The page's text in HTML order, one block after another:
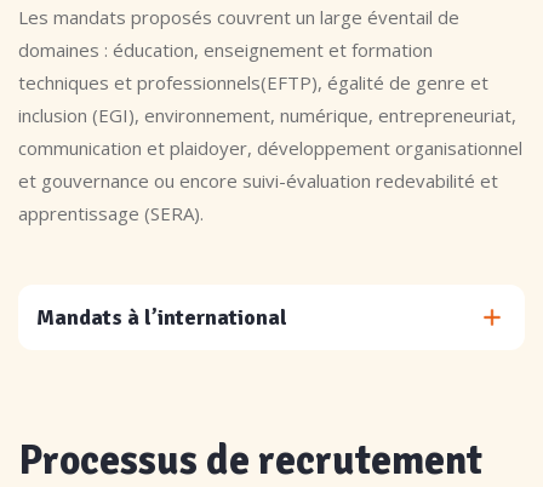
Les mandats proposés couvrent un large éventail de
domaines : éducation, enseignement et formation
techniques et professionnels(EFTP), égalité de genre et
inclusion (EGI), environnement, numérique, entrepreneuriat,
communication et plaidoyer, développement organisationnel
et gouvernance ou encore suivi-évaluation redevabilité et
apprentissage (SERA).
Mandats à l’international
Processus de recrutement